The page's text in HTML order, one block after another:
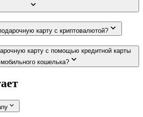
карту с криптовалютой?
карту с помощью кредитной карты
кошелька?